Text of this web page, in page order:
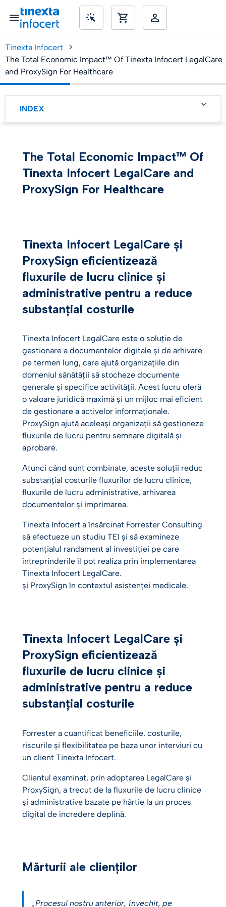
Tinexta Infocert
The Total Economic Impact™ Of Tinexta Infocert LegalCare
and ProxySign For Healthcare
INDEX
administrative pentru a
reduce substanțial
Tinexta Infocert
LegalCare și ProxySign
Mărturii ale clienților
The Total Economic Impact™ Of
Tinexta Infocert LegalCare and
ProxySign For Healthcare
Tinexta Infocert LegalCare și
ProxySign eficientizează
fluxurile de lucru clinice și
administrative pentru a reduce
substanțial costurile
Tinexta Infocert LegalCare este o soluție de
gestionare a documentelor digitale și de arhivare
pe termen lung, care ajută organizațiile din
domeniul sănătății să stocheze documente
generale și specifice activității. Acest lucru oferă
o valoare juridică maximă și un mijloc mai eficient
de gestionare a activelor informaționale.
ProxySign ajută aceleași organizații să gestioneze
fluxurile de lucru pentru semnare digitală și
aprobare.
Atunci când sunt combinate, aceste soluții reduc
substanțial costurile fluxurilor de lucru clinice,
fluxurile de lucru administrative, arhivarea
documentelor și imprimarea.
Tinexta Infocert a însărcinat Forrester Consulting
să efectueze un studiu TEI și să examineze
potențialul randament al investiției pe care
întreprinderile îl pot realiza prin implementarea
Tinexta Infocert LegalCare.
și ProxySign în contextul asistenței medicale.
Tinexta Infocert LegalCare și
ProxySign eficientizează
fluxurile de lucru clinice și
administrative pentru a reduce
substanțial costurile
Forrester a cuantificat beneficiile, costurile,
riscurile și flexibilitatea pe baza unor interviuri cu
un client Tinexta Infocert.
Clientul examinat, prin adoptarea LegalCare și
ProxySign, a trecut de la fluxurile de lucru clinice
și administrative bazate pe hârtie la un proces
digital de încredere deplină.
Mărturii ale clienților
„Procesul nostru anterior, învechit, pe